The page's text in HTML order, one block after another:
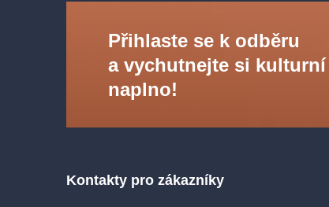
Přihlaste se k odběru
a vychutnejte si
naplno!
Kontakty pro zákazníky